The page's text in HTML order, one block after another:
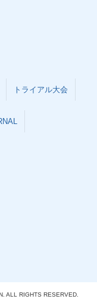
トライアル大会
ALL RIGHTS RESERVED.